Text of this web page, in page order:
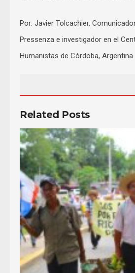
Por: Javier Tolcachier.
Pressenza e investigador en el
Humanistas de Córdoba, Argentina.
Related Posts